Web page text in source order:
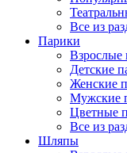
Все из
Парики
Взрослые
Детские
Женские
Мужские
Цветные
Все из
Шляпы